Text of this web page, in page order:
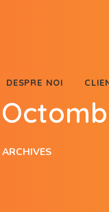
DESPRE NOI
ARCHIVES